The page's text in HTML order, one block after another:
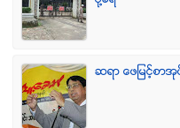
ဆရာ ေဖျမင့္စာအု